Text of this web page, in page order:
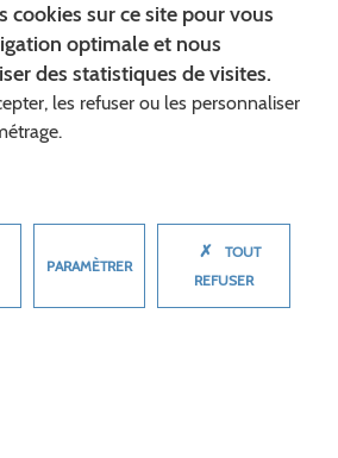
territoires
ÉTAPE
POUR LE CHANTIER DU
cookies sur ce site pour vous
optimale et nous
des statistiques de visites.
les refuser ou les personnaliser
PARAMÈTRER
✗
TOUT
REFUSER